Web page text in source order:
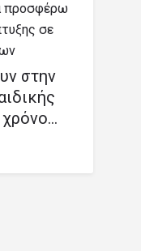
προσφέρω
σε
στην